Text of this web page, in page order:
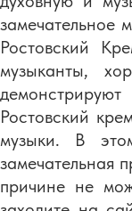
замечательное
Ростовский
музыканты,
Ростовский
музыки. В
замечательная
причине не